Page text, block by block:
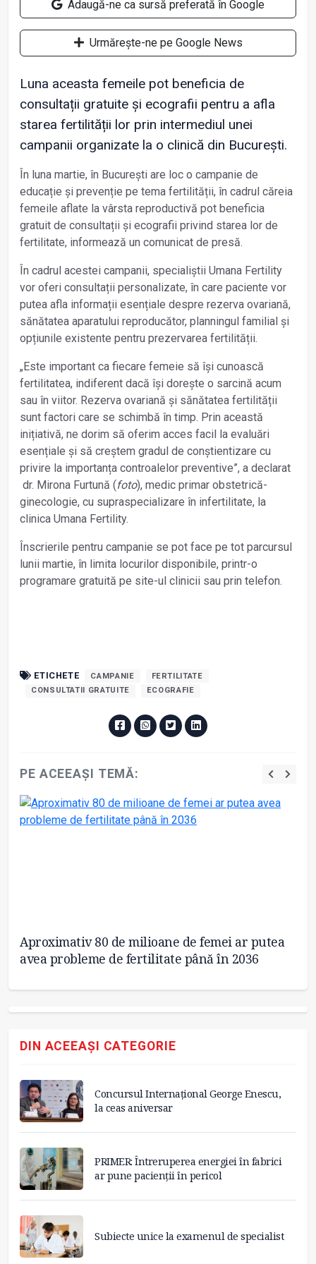
Adaugă-ne ca sursă preferată în Google
Urmărește-ne pe Google News
Luna aceasta femeile pot beneficia de
consultații gratuite și ecografii pentru a afla
starea fertilității lor prin intermediul unei
campanii organizate la o clinică din București.
În luna martie, în București are loc o campanie de
educație și prevenție pe tema fertilității, în cadrul căreia
femeile aflate la vârsta reproductivă pot beneficia
gratuit de consultații și ecografii privind starea lor de
fertilitate, informează un comunicat de presă.
În cadrul acestei campanii, specialiștii Umana Fertility
vor oferi consultații personalizate, în care paciente vor
putea afla informații esențiale despre rezerva ovariană,
sănătatea aparatului reproducător, planningul familial și
opțiunile existente pentru prezervarea fertilității.
„Este important ca fiecare femeie să își cunoască
fertilitatea, indiferent dacă își dorește o sarcină acum
sau în viitor. Rezerva ovariană și sănătatea fertilității
sunt factori care se schimbă în timp. Prin această
inițiativă, ne dorim să oferim acces facil la evaluări
esențiale și să creștem gradul de conștientizare cu
privire la importanța controalelor preventive”, a declarat
dr. Mirona Furtună (foto), medic primar obstetrică-
ginecologie, cu supraspecializare în infertilitate, la
clinica Umana Fertility.
Înscrierile pentru campanie se pot face pe tot parcursul
lunii martie, în limita locurilor disponibile, printr-o
programare gratuită pe site-ul clinicii sau prin telefon.
ETICHETE CAMPANIE
FERTILITATE
CONSULTATII GRATUITE
ECOGRAFIE
PE ACEEAȘI TEMĂ:
Aproximativ 80 de milioane de femei ar putea
avea probleme de fertilitate până în 2036
DIN ACEEAȘI CATEGORIE
Concursul Internațional George Enescu,
la ceas aniversar
PRIMER: Întreruperea energiei în fabrici
ar pune pacienții în pericol
Subiecte unice la examenul de specialist